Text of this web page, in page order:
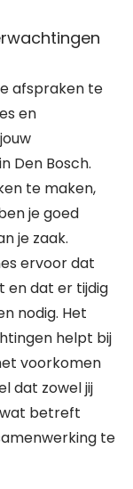
afspraken te
en
Den Bosch.
te maken,
je goed
je zaak.
ervoor dat
en dat er tijdig
nodig. Het
helpt bij
voorkomen
dat zowel jij
wat betreft
te